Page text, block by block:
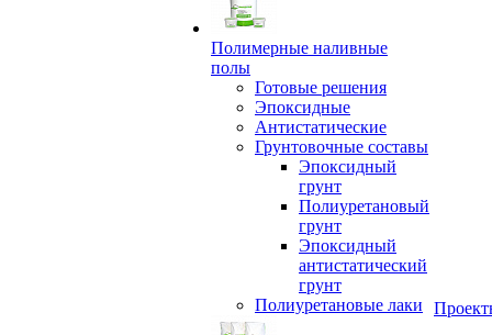
Полимерные наливные
полы
Готовые решения
Эпоксидные
Антистатические
Грунтовочные составы
Эпоксидный
грунт
Полиуретановый
грунт
Эпоксидный
антистатический
грунт
Полиуретановые лаки